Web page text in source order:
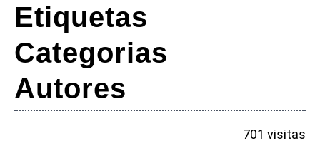
Etiquetas
Categorias
Autores
701 visitas